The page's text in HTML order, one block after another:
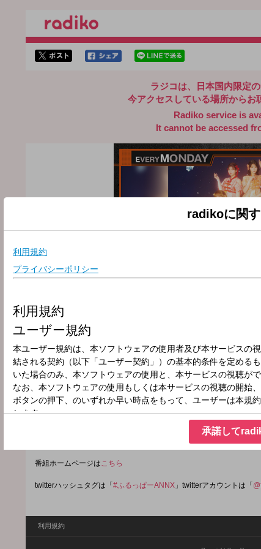
ラジコは、日本国内限定
今アクセスしている場所からお
Radiko service is
It cannot be accessed
放送局
放送時間
2026年5月11日（月）24:00～24:58
番組名
FRUITS ZIPPERのオールナイトニッポンX(クロス)
2025年7月からの月曜「オールナイトニッポンX(クロス)」は、ア
月曜の夜を楽しく、かわいく盛り上げます！ メールアドレス：
番組ホームページはこちら
twitterハッシュタグは「 #ふるっぱーANNX 」twitterアカウントは「
利用規約
radikoに関
承諾して